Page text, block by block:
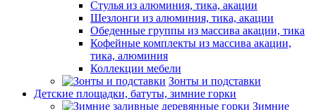
Стулья из алюминия, тика, акации
Шезлонги из алюминия, тика, акации
Обеденные группы из массива акации, тика
Кофейные комплекты из массива акации,
тика, алюминия
Коллекции мебели
Зонты и подставки
Детские площадки, батуты, зимние горки
Зимние